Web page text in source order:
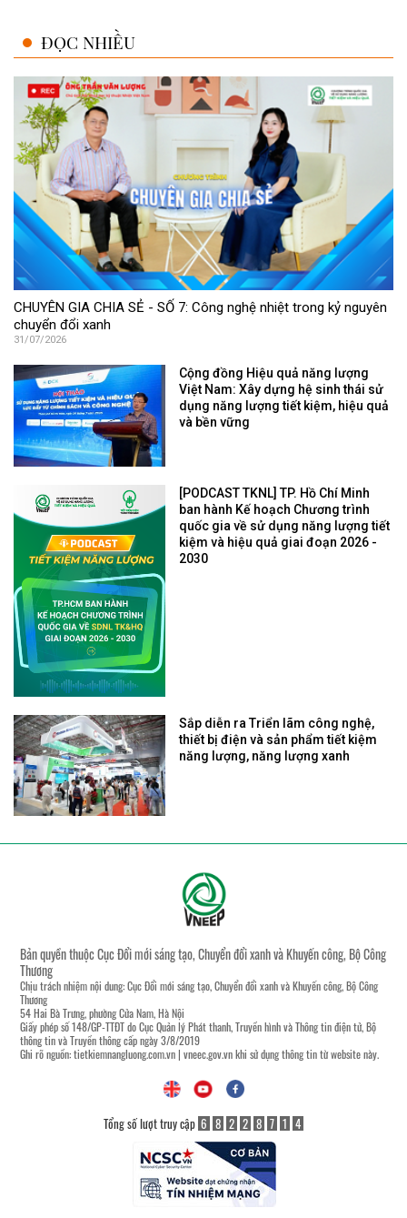
ĐỌC NHIỀU
CHUYÊN GIA CHIA SẺ - SỐ 7: Công nghệ nhiệt trong kỷ nguyên
chuyển đổi xanh
31/07/2026
Cộng đồng Hiệu quả năng lượng
Việt Nam: Xây dựng hệ sinh thái sử
dụng năng lượng tiết kiệm, hiệu quả
và bền vững
[PODCAST TKNL] TP. Hồ Chí Minh
ban hành Kế hoạch Chương trình
quốc gia về sử dụng năng lượng tiết
kiệm và hiệu quả giai đoạn 2026 -
2030
Sắp diễn ra Triển lãm công nghệ,
thiết bị điện và sản phẩm tiết kiệm
năng lượng, năng lượng xanh
Bản quyền thuộc Cục Đổi mới sáng tạo, Chuyển đổi xanh và Khuyến công, Bộ Công
Thương
Chịu trách nhiệm nội dung: Cục Đổi mới sáng tạo, Chuyển đổi xanh và Khuyến công, Bộ Công
Thương
54 Hai Bà Trưng, phường Cửa Nam, Hà Nội
Giấy phép số 148/GP-TTĐT do Cục Quản lý Phát thanh, Truyền hình và Thông tin điện tử, Bộ
thông tin và Truyền thông cấp ngày 3/8/2019
Ghi rõ nguồn:tietkiemnangluong.com.vn| vneec.gov.vnkhi sử dụng thông tin từ website này.
Tổng số lượt truy cập 6 8 2 2 8 7 1 4